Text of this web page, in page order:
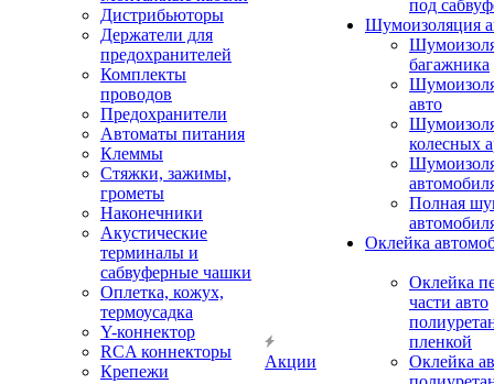
Дистрибьюторы
Держатели для
предохранителей
Комплекты
проводов
Предохранители
Автоматы питания
Клеммы
Стяжки, зажимы,
грометы
Наконечники
Акустические
терминалы и
сабвуферные чашки
Оплетка, кожух,
термоусадка
Y-коннектор
RCA коннекторы
Крепежи
Акции
под
Шумоизоляция
багажника
авто
колесных
Полная
Оклейка
Оклейка
части авто
пленкой
Оклейка